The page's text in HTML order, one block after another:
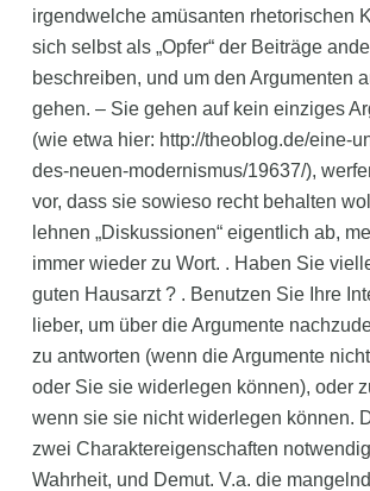
irgendwelche amüsanten rhetorischen
sich selbst als „Opfer“ der Beiträge
beschreiben, und um den Argumenten
gehen. – Sie gehen auf kein einziges
(wie etwa hier: http://theoblog.de/eine-
des-neuen-modernismus/19637/),
vor, dass sie sowieso recht behalten
lehnen „Diskussionen“ eigentlich ab,
immer wieder zu Wort. . Haben Sie
guten Hausarzt ? . Benutzen Sie Ihre
lieber, um über die Argumente
zu antworten (wenn die Argumente
oder Sie sie widerlegen können), oder
wenn sie sie nicht widerlegen können.
zwei Charaktereigenschaften
Wahrheit, und Demut. V.a. die